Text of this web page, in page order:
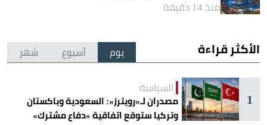
منذ 14 دقيقة
الأكثر قراءة يوم أسبوع شهر
1
السياسة
مصدران لـ«رويترز»: السعودية وباكستان
وتركيا ستوقع اتفاقية «دفاع مشترك»